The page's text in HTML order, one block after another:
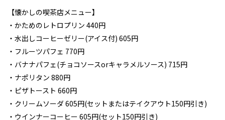
【懐かしの喫茶店メニュー】
・かためのレトロプリン 440円
・水出しコーヒーゼリー(アイス付) 605円
・フルーツパフェ 770円
・バナナパフェ(チョコソースorキャラメルソース) 715円
・ナポリタン 880円
・ピザトースト 660円
・クリームソーダ 605円(セットまたはテイクアウト150円引き)
・ウインナーコーヒー 605円(セット150円引き)